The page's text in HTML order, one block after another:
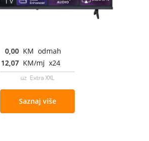
0,00 KM odmah
12,07 KM/mj x24
uz Extra XXL
Saznaj više